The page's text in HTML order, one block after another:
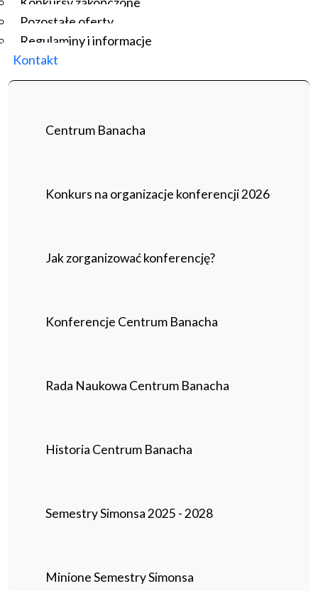
Pozostałe oferty
Regulaminy i informacje
Kontakt
Centrum Banacha
Konkurs na organizacje konferencji 2026
Jak zorganizować konferencję?
Konferencje Centrum Banacha
Rada Naukowa Centrum Banacha
Historia Centrum Banacha
Semestry Simonsa 2025 - 2028
Minione Semestry Simonsa